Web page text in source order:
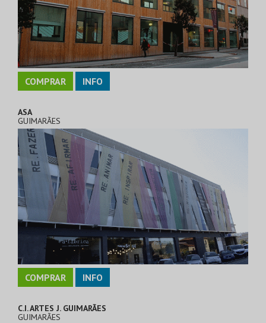
COMPRAR INFO
ASA
GUIMARÃES
COMPRAR INFO
C.I. ARTES J. GUIMARÃES
GUIMARÃES